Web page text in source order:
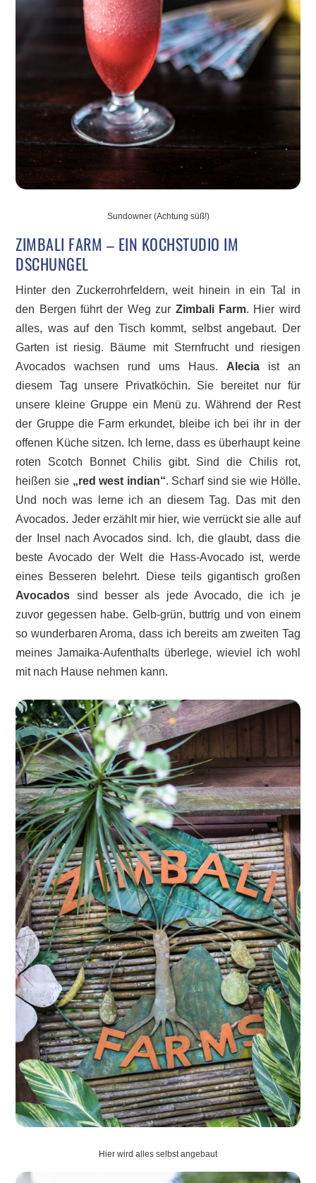
Sundowner (Achtung süß!)
ZIMBALI FARM – EIN KOCHSTUDIO IM
DSCHUNGEL
Hinter den Zuckerrohrfeldern, weit hinein in ein Tal in
den Bergen führt der Weg zur Zimbali Farm. Hier wird
alles, was auf den Tisch kommt, selbst angebaut. Der
Garten ist riesig. Bäume mit Sternfrucht und riesigen
Avocados wachsen rund ums Haus. Aleciaist an
diesem Tag unsere Privatköchin. Sie bereitet nur für
unsere kleine Gruppe ein Menü zu. Während der Rest
der Gruppe die Farm erkundet, bleibe ich bei ihr in der
offenen Küche sitzen. Ich lerne, dass es überhaupt keine
roten Scotch Bonnet Chilis gibt. Sind die Chilis rot,
heißen sie „red west indian“. Scharf sind sie wie Hölle.
Und noch was lerne ich an diesem Tag. Das mit den
Avocados. Jeder erzählt mir hier, wie verrückt sie alle auf
der Insel nach Avocados sind. Ich, die glaubt, dass die
beste Avocado der Welt die Hass-Avocado ist, werde
eines Besseren belehrt. Diese teils gigantisch großen
Avocados sind besser als jede Avocado, die ich je
zuvor gegessen habe. Gelb-grün, buttrig und von einem
so wunderbaren Aroma, dass ich bereits am zweiten Tag
meines Jamaika-Aufenthalts überlege, wieviel ich wohl
mit nach Hause nehmen kann.
Hier wird alles selbst angebaut